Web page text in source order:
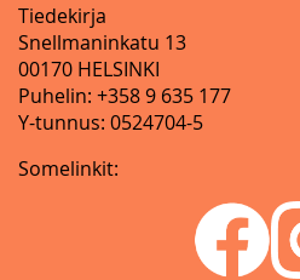
Tiedekirja
Snellmaninkatu 13
00170 HELSINKI
Puhelin: +358 9 635 177
Y-tunnus: 0524704-5
Somelinkit: